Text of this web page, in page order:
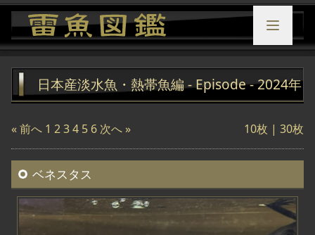
日本産淡水魚・熱帯魚編 - Episode - 2024年
« 前へ 1 234 5 6 次へ » 10枚 | 30枚
ベネスタス